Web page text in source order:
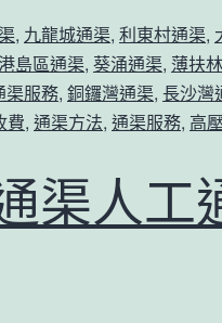
, 九龍城通渠, 利東村通渠,
島區通渠, 葵涌通渠, 薄扶
渠服務, 銅鑼灣通渠, 長沙灣
費, 通渠方法, 通渠服務, 高
渠人工